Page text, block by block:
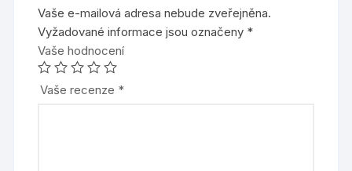
Vaše e-mailová adresa nebude zveřejněna.
Vyžadované informace jsou označeny *
Vaše hodnocení
Vaše recenze *